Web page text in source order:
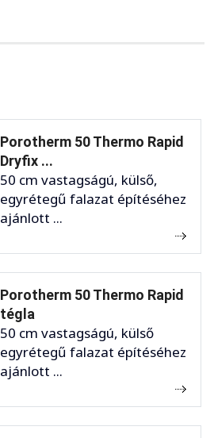
Porotherm 50 Thermo Rapid
Dryfix ...
50 cm vastagságú, külső,
egyrétegű falazat építéséhez
ajánlott ...
Porotherm 50 Thermo Rapid
tégla
50 cm vastagságú, külső
egyrétegű falazat építéséhez
ajánlott ...